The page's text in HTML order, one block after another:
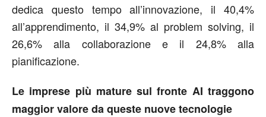
dedica questo tempo all’innovazione, il 40,4%
all’apprendimento, il 34,9% al problem solving, il
26,6% alla collaborazione e il 24,8% alla
pianificazione.
Le imprese più mature sul fronte AI traggono
maggior valore da queste nuove tecnologie